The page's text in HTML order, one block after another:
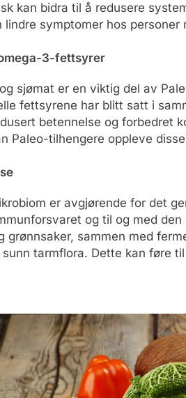
kan bidra til å redusere
lindre symptomer hos
3-fettsyrer
sjømat er en viktig del av
fettsyrene har blitt satt i
betennelse og forbedret
Paleo-tilhengere oppleve
er avgjørende for det
og til og med
grønnsaker, sammen med
tarmflora. Dette kan føre